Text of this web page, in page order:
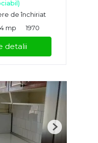
de închiriat
mp 1970
detalii
Next